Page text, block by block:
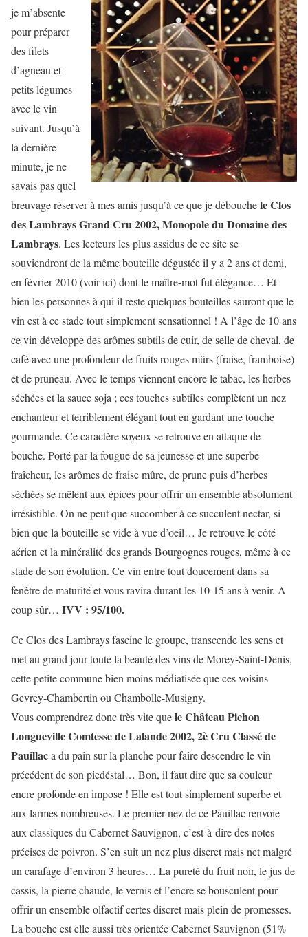
je m’absente
pour préparer
des filets
d’agneau et
petits légumes
avec le vin
suivant. Jusqu’à
la dernière
minute, je ne
savais pas quel
breuvage réserver à mes amis jusqu’à ce que je débouchele Clos
des Lambrays Grand Cru 2002, Monopole du Domaine des
Lambrays. Les lecteurs les plus assidus de ce site se
souviendront de la même bouteille dégustée il y a 2 ans et demi,
en février 2010 (voir ici) dont le maître-mot fut élégance… Et
bien les personnes à qui il reste quelques bouteilles sauront que le
vin est à ce stade tout simplement sensationnel ! A l’âge de 10 ans
ce vin développe des arômes subtils de cuir, de selle de cheval, de
café avec une profondeur de fruits rouges mûrs (fraise, framboise)
et de pruneau. Avec le temps viennent encore le tabac, les herbes
séchées et la sauce soja ; ces touches subtiles complètent un nez
enchanteur et terriblement élégant tout en gardant une touche
gourmande. Ce caractère soyeux se retrouve en attaque de
bouche. Porté par la fougue de sa jeunesse et une superbe
fraîcheur, les arômes de fraise mûre, de prune puis d’herbes
séchées se mêlent aux épices pour offrir un ensemble absolument
irrésistible. On ne peut que succomber à ce succulent nectar, si
bien que la bouteille se vide à vue d’oeil… Je retrouve le côté
aérien et la minéralité des grands Bourgognes rouges, même à ce
stade de son évolution. Ce vin entre tout doucement dans sa
fenêtre de maturité et vous ravira durant les 10-15 ans à venir. A
coup sûr… IVV : 95/100.
Ce Clos des Lambrays fascine le groupe, transcende les sens et
met au grand jour toute la beauté des vins de Morey-Saint-Denis,
cette petite commune bien moins médiatisée que ces voisins
Gevrey-Chambertin ou Chambolle-Musigny.
Vous comprendrez donc très vite quele Château Pichon
Longueville Comtesse de Lalande 2002, 2è Cru Classé de
Pauillaca du pain sur la planche pour faire descendre le vin
précédent de son piedéstal… Bon, il faut dire que sa couleur
encre profonde en impose ! Elle est tout simplement superbe et
aux larmes nombreuses. Le premier nez de ce Pauillac renvoie
aux classiques du Cabernet Sauvignon, c’est-à-dire des notes
précises de poivron. S’en suit un nez plus discret mais net malgré
un carafage d’environ 3 heures… La pureté du fruit noir, le jus de
cassis, la pierre chaude, le vernis et l’encre se bousculent pour
offrir un ensemble olfactif certes discret mais plein de promesses.
La bouche est elle aussi très orientée Cabernet Sauvignon (51%